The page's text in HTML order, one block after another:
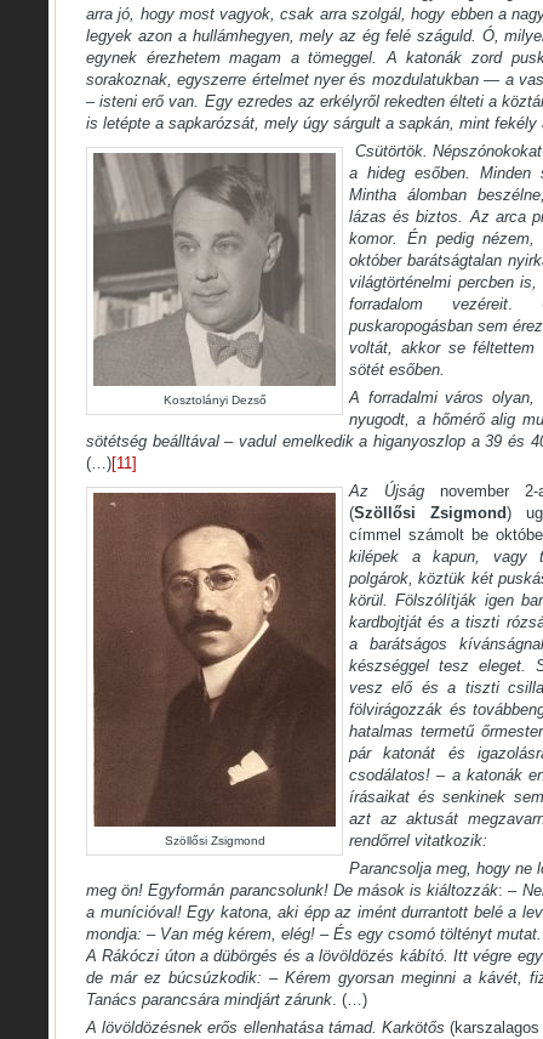
arra jó, hogy most vagyok, csak arra szolgál, hogy ebben a
legyek azon a hullámhegyen, mely az ég felé száguld. Ó,
egynek érezhetem magam a tömeggel. A katonák zord
sorakoznak, egyszerre értelmet nyer és mozdulatukban — a
– isteni erő van. Egy ezredes az erkélyről rekedten élteti a
is letépte a sapkarózsát, mely úgy sárgult a sapkán, mint fekély
Kosztolányi Dezső
Csütörtök.
a hideg esőben. Minden
Mintha álomban
lázas és biztos. Az arca
komor. Én pedig
október barátságtalan
világtörténelmi percben
forradalom vezéreit.
puskaropogásban sem
voltát, akkor se féltettem
sötét esőben.
A forradalmi város
nyugodt, a hőmérő alig
sötétség beálltával – vadul emelkedik a higanyoszlop a 39 és
(…)[11]
Szöllősi Zsigmond
Az Újságnovember 2-
(Szöllősi Zsigmond)
címmel számolt be
kilépek a kapun, vagy
polgárok, köztük két
körül. Fölszólítják igen
kardbojtját és a tiszti
a barátságos
készséggel tesz eleget.
vesz elő és a tiszti
fölvirágozzák és
hatalmas termetű
pár katonát és
csodálatos! – a katonák
írásaikat és senkinek
azt az aktusát
rendőrrel vitatkozik:
Parancsolja meg, hogy ne
meg ön! Egyformán parancsolunk! De mások is kiáltozzák: –
a munícióval! Egy katona, aki épp az imént durrantott belé a
mondja: – Van még kérem, elég! – És egy csomó töltényt
A Rákóczi úton a dübörgés és a lövöldözés kábító. Itt végre
de már ez búcsúzkodik: – Kérem gyorsan meginni a kávét,
Tanács parancsára mindjárt zárunk. (…)
A lövöldözésnek erős ellenhatása támad. Karkötős